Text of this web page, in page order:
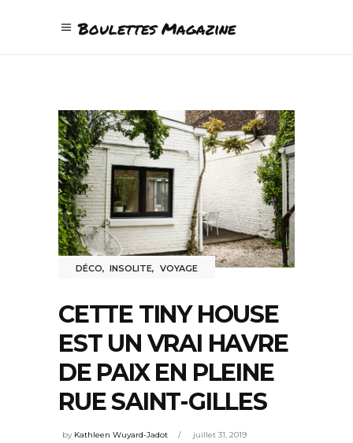
Boulettes Magazine
DÉCO,INSOLITE, VOYAGE
CETTE TINY HOUSE
EST UN VRAI HAVRE
DE PAIX EN PLEINE
RUE SAINT-GILLES
by Kathleen Wuyard-Jadot juillet 31, 2019